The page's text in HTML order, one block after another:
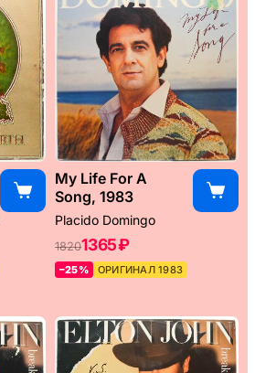
My Life For A
Song, 1983
Placido Domingo
18201365 ₽
–25% ОРИГИНАЛ 1983